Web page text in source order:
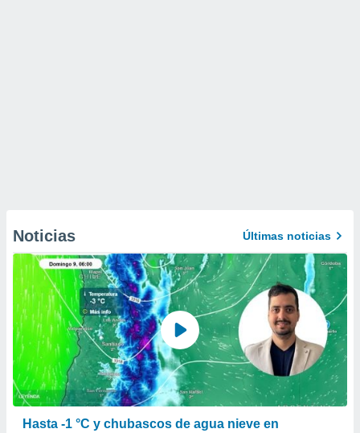
Noticias Últimas noticias
Hasta -1 °C y chubascos de agua nieve en